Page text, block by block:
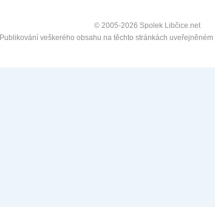
© 2005-2026 Spolek Libčice.net
Publikování veškerého obsahu na těchto stránkách